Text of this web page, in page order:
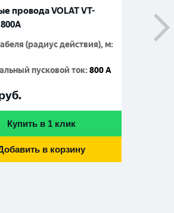
провода VOLAT VT-
(радиус действия), м:
пусковой ток:800 A
Купить в 1 клик
в корзину
25/24